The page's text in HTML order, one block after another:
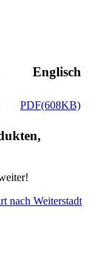
Englisch
PDF(608KB)
nach Weiterstadt